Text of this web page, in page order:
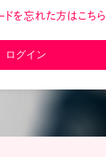
ス
ー
の研修
ドを忘れた方はこちら